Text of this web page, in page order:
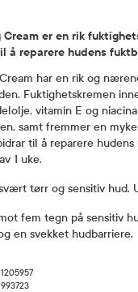
er en rik
å reparere hudens
har en rik og
Fuktighetskremen
vitamin E og
samt fremmer en
til å reparere
1 uke.
tørr og sensitiv hud.
fem tegn på sensitiv
en svekket hudbarriere.
1205957
993723